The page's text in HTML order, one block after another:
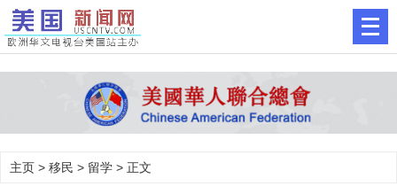
主页 > 移民 > 留学 > 正文